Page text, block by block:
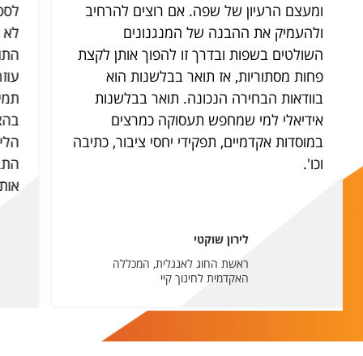
ומעצם הרעיון של שפה. אם רוצים להרחיב
ולהעמיק את ההבנה של המנגנונים
השולטים בשפות ובדרך זו להפוך אותן לקצת
פחות מסתוריות, אז תואר בבלשנות הוא
בוודאות הבחירה הנכונה. תואר בבלשנות
אידיאלי למי שמחפש תעסוקה כמרצים
במוסדות אקדמיים, תפקידי יחסי ציבור, כתיבה
וכו'.
לירון שוקטי
ראשת החוג לאנגלית, המכללה
האקדמית לחינוך קיי
לא